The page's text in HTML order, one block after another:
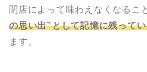
閉店によって味わえなくなるこ
の思い出”として記憶に残って
ます。